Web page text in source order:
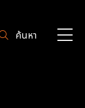
ค้นหา